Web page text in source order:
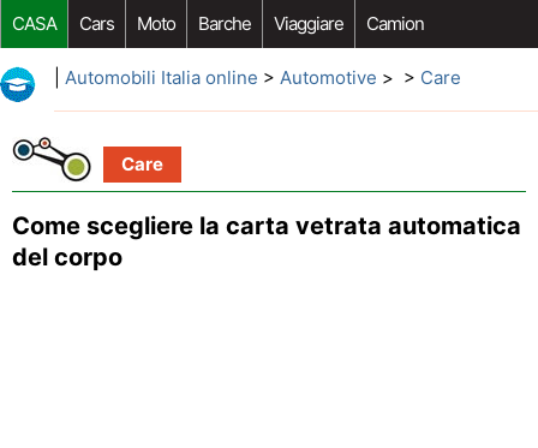
CASA Cars Moto Barche Viaggiare Camion
Riparazione Auto Acquisto Auto Car Opzioni Aftermarket
Automobili Italia online > Automotive > > Care
Care
Come scegliere la carta vetrata automatica
del corpo